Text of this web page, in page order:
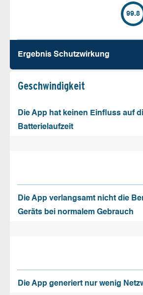
99.8
Ergebnis Schutz­wirkung
Geschw­indigkeit
Die App hat keinen Einfluss auf
Batterielaufzeit
Die App verlangsamt nicht die
Geräts bei normalem Gebrauch
Die App generiert nur wenig